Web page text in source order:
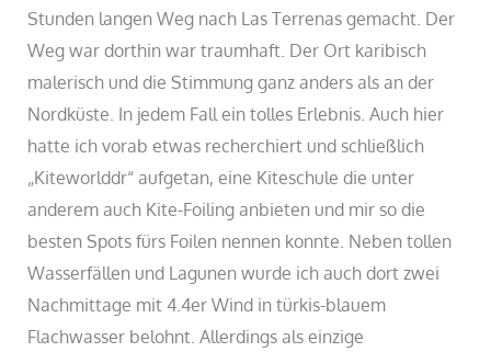
Stunden langen Weg nach Las Terrenas gemacht. Der
Weg war dorthin war traumhaft. Der Ort karibisch
malerisch und die Stimmung ganz anders als an der
Nordküste. In jedem Fall ein tolles Erlebnis. Auch hier
hatte ich vorab etwas recherchiert und schließlich
„Kiteworlddr“ aufgetan, eine Kiteschule die unter
anderem auch Kite-Foiling anbieten und mir so die
besten Spots fürs Foilen nennen konnte. Neben tollen
Wasserfällen und Lagunen wurde ich auch dort zwei
Nachmittage mit 4.4er Wind in türkis-blauem
Flachwasser belohnt. Allerdings als einzige